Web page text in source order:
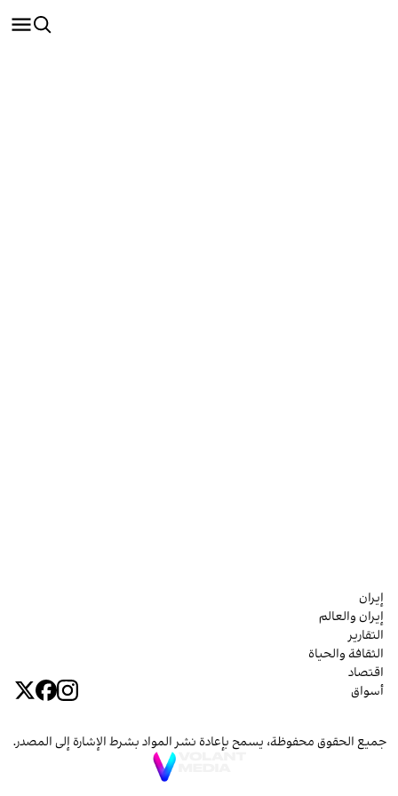
إيران
إيران والعالم
التقارير
الثقافة والحياة
اقتصاد
أسواق
جميع الحقوق محفوظة، يسمح بإعادة نشر المواد بشرط الإشارة إلى المصدر.